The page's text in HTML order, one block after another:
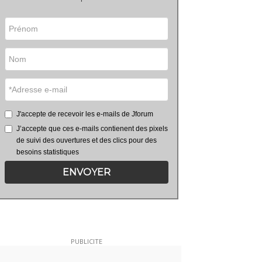
J'accepte de recevoir les e-mails de Jforum
J’accepte que ces e-mails contienent des pixels
de suivi des ouvertures et des clics pour des
besoins statistiques
ENVOYER